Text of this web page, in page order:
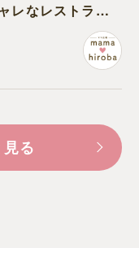
レなレストラン
る